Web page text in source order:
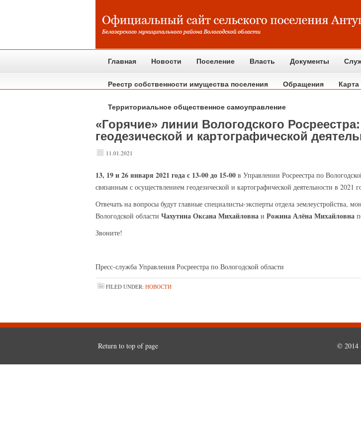
Главная Новости Поселение Власть Документы
Реестр собственности имущества поселения Обращения Карта
Территориальное общественное самоуправление
«Горячие» линии Вологодского
геодезической и картографической
11.01.2021
13, 19 и 26 января 2021 годас 13-00 до 15-00 в Управлении Росреестра по
связанным с осуществлением геодезической и картографической деятельности в 2021
Отвечать на вопросы будут главные специалисты-эксперты отдела землеустройства,
Вологодской области Чахутина Оксана Михайловна и Рожина Алёна Михайловна
Звоните!
Пресс-служба Управления Росреестра по Вологодской области
FILED UNDER: НОВОСТИ
Return to top of page © 2014